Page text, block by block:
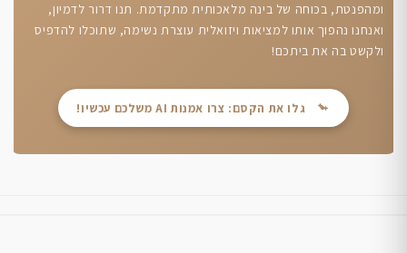
ומהפנטת, בכוחה של בינה מלאכותית מתקדמת. תנו דרור לדמיון,
ואנחנו נהפוך אותו למציאות ויזואלית עוצרת נשימה, שתוכלו להדפיס
ולקשט בה את ביתכם!
גלו את הקסם: צרו אמנות AI משלכם עכשיו!